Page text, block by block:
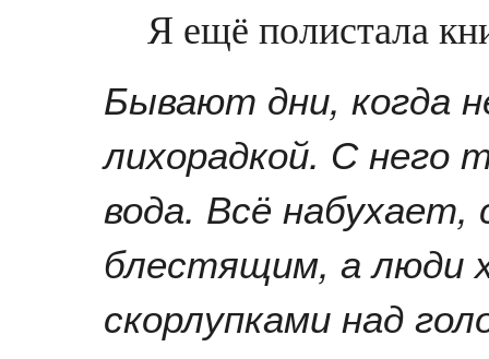
Я ещё полистала
Бывают дни, когда
лихорадкой. С него
вода. Всё набухает,
блестящим, а люди
скорлупками над